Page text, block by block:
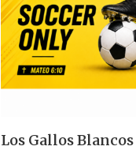
Los Gallos